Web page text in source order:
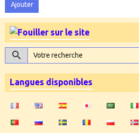
Ajouter
Langues disponibles